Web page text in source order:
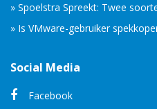
» Spoelstra Spreekt: Twee
» Is VMware-gebruiker
Social Media
Facebook